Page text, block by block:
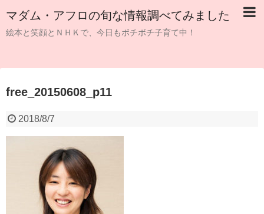
マダム・アフロの旬な情報調べてみました
絵本と笑顔とＮＨＫで、今日もボチボチ子育て中！
free_20150608_p11
2018/8/7